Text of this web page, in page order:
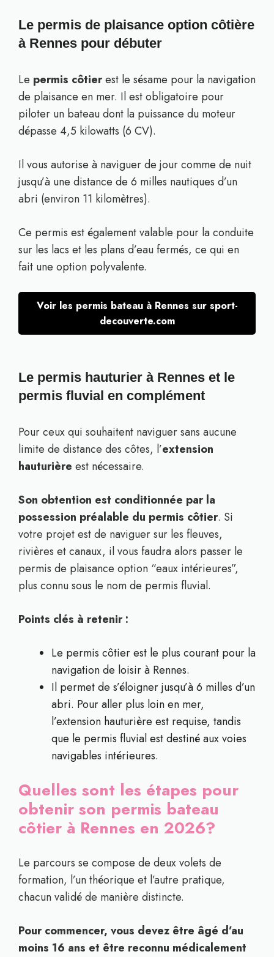
Le permis de plaisance option côtière
à Rennes pour débuter
Le permis côtierest le sésame pour la navigation
de plaisance en mer. Il est obligatoire pour
piloter un bateau dont la puissance du moteur
dépasse 4,5 kilowatts (6 CV).
Il vous autorise à naviguer de jour comme de nuit
jusqu’à une distance de 6 milles nautiques d’un
abri (environ 11 kilomètres).
Ce permis est également valable pour la conduite
sur les lacs et les plans d’eau fermés, ce qui en
fait une option polyvalente.
Voir les permis bateau à Rennes sur sport-
decouverte.com
Le permis hauturier à Rennes et le
permis fluvial en complément
Pour ceux qui souhaitent naviguer sans aucune
limite de distance des côtes, l’extension
hauturière est nécessaire.
Son obtention est conditionnée par la
possession préalable du permis côtier. Si
votre projet est de naviguer sur les fleuves,
rivières et canaux, il vous faudra alors passer le
permis de plaisance option “eaux intérieures”,
plus connu sous le nom de permis fluvial.
Points clés à retenir :
Le permis côtier est le plus courant pour la
navigation de loisir à Rennes.
Il permet de s’éloigner jusqu’à 6 milles d’un
abri. Pour aller plus loin en mer,
l’extension hauturière est requise, tandis
que le permis fluvial est destiné aux voies
navigables intérieures.
Quelles sont les étapes pour
obtenir son permis bateau
côtier à Rennes en 2026?
Le parcours se compose de deux volets de
formation, l’un théorique et l’autre pratique,
chacun validé de manière distincte.
Pour commencer, vous devez être âgé d’au
moins 16 ans et être reconnu médicalement